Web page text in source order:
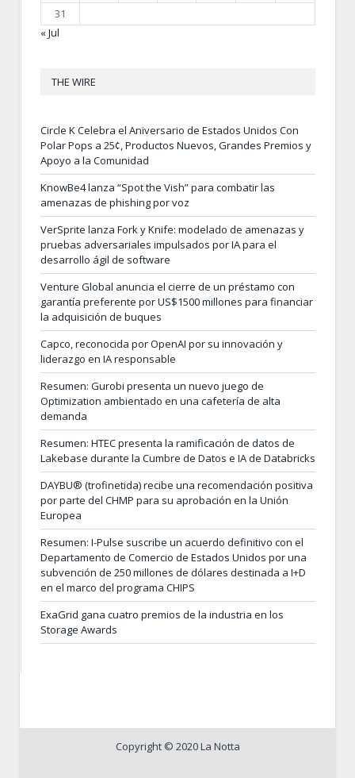
31
« Jul
THE WIRE
Circle K Celebra el Aniversario de Estados Unidos Con
Polar Pops a 25¢, Productos Nuevos, Grandes Premios y
Apoyo a la Comunidad
KnowBe4 lanza “Spot the Vish” para combatir las
amenazas de phishing por voz
VerSprite lanza Fork y Knife: modelado de amenazas y
pruebas adversariales impulsados por IA para el
desarrollo ágil de software
Venture Global anuncia el cierre de un préstamo con
garantía preferente por US$1500 millones para financiar
la adquisición de buques
Capco, reconocida por OpenAI por su innovación y
liderazgo en IA responsable
Resumen: Gurobi presenta un nuevo juego de
Optimization ambientado en una cafetería de alta
demanda
Resumen: HTEC presenta la ramificación de datos de
Lakebase durante la Cumbre de Datos e IA de Databricks
DAYBU® (trofinetida) recibe una recomendación positiva
por parte del CHMP para su aprobación en la Unión
Europea
Resumen: I-Pulse suscribe un acuerdo definitivo con el
Departamento de Comercio de Estados Unidos por una
subvención de 250 millones de dólares destinada a I+D
en el marco del programa CHIPS
ExaGrid gana cuatro premios de la industria en los
Storage Awards
Copyright © 2020 La Notta